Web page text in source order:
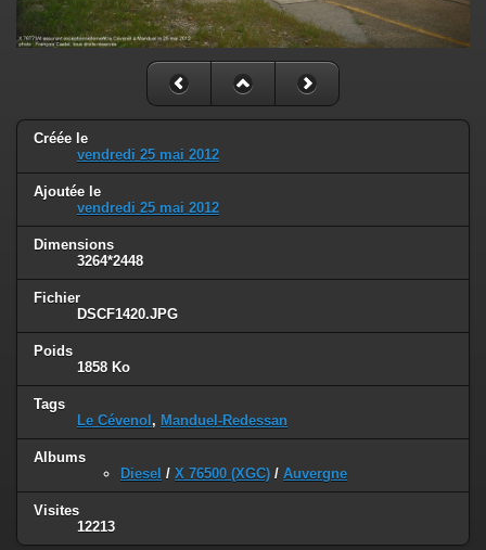
Créée le
vendredi 25 mai 2012
Ajoutée le
vendredi 25 mai 2012
Dimensions
3264*2448
Fichier
DSCF1420.JPG
Poids
1858 Ko
Tags
Le Cévenol , Manduel-Redessan
Albums
Diesel / X 76500 (XGC) / Auvergne
Visites
12213